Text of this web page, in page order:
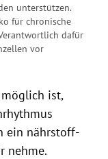
unterstützen.
für chronische
dafür
vor
ist,
ein nährstoff-
nehme.